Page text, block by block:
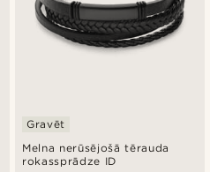
Melna nerūsējošā tērauda
rokassprādze ID
Gravēt